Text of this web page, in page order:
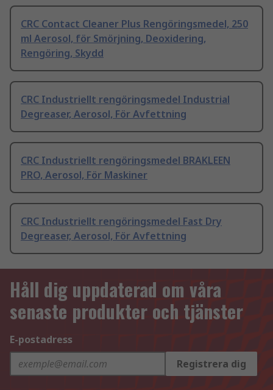
CRC Contact Cleaner Plus Rengöringsmedel, 250
ml Aerosol, för Smörjning, Deoxidering,
Rengöring, Skydd
CRC Industriellt rengöringsmedel Industrial
Degreaser, Aerosol, För Avfettning
CRC Industriellt rengöringsmedel BRAKLEEN
PRO, Aerosol, För Maskiner
CRC Industriellt rengöringsmedel Fast Dry
Degreaser, Aerosol, För Avfettning
Håll dig uppdaterad om våra
senaste produkter och tjänster
E-postadress
Registrera dig